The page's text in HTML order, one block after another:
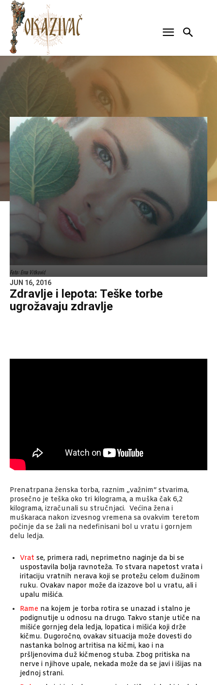
Foto: Ema Vitković
JUN 16, 2016
Zdravlje i lepota: Teške torbe
ugrožavaju zdravlje
Prenatrpana ženska torba, raznim „važnim“ stvarima,
prosečno je teška oko tri kilograma, a muška čak 6,2
kilograma, izračunali su stručnjaci. Većina žena i
muškaraca nakon izvesnog vremena sa ovakvim teretom
počinje da se žali na nedefinisani bol u vratu i gornjem
delu ledja.
Vrat se, primera radi, neprimetno naginje da bi se
uspostavila bolja ravnoteža. To stvara napetost vrata i
iritaciju vratnih nerava koji se protežu celom dužinom
ruku. Ovakav napor može da izazove bol u vratu, ali i
upalu mišića.
Rame na kojem je torba rotira se unazad i stalno je
podignutije u odnosu na drugo. Takvo stanje utiče na
mišiće gornjeg dela ledja, lopatica i mišića koji drže
kičmu. Dugoročno, ovakav situacija može dovesti do
nastanka bolnog artritisa na kičmi, kao i na
pršljenovima duž kičmenog stuba. Zbog pritiska na
nerve i njihove upale, nekada može da se javi i išijas na
jednoj strani.